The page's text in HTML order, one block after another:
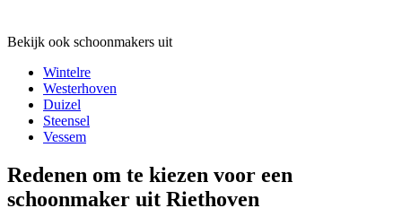
Bekijk ook schoonmakers uit
Wintelre
Westerhoven
Duizel
Steensel
Vessem
Redenen om te kiezen voor een
schoonmaker uit Riethoven